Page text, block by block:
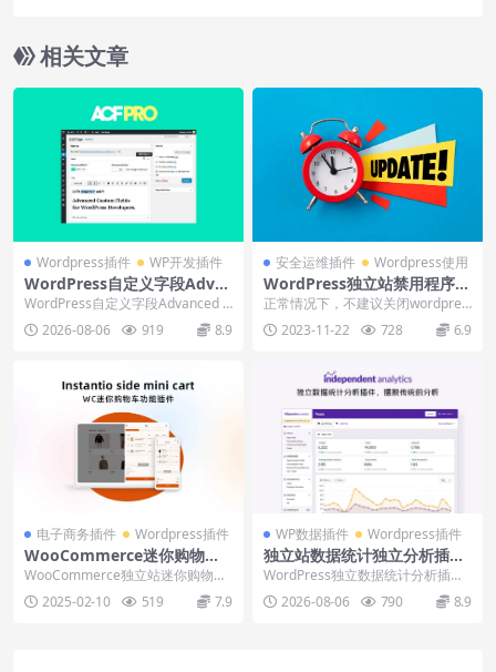
相关文章
Wordpress插件 WP开发插件
WordPress自定义字段Adva
nced Custom Fields Pro（A
WordPress自定义字段Advanced C
ustom Fields Pro...
2026-08-06 919 8.9
安全运维插件 Wordpress使用
WordPress独立站禁用程序主
题和插件自动更新（插件和代
正常情况下，不建议关闭wordpres
s独立站的任何更新，特别是wordp
res...2023-11-22 728 6.9
电子商务插件 Wordpress插件
WooCommerce迷你购物车
插件Instantio side mini car
t下载安装教程
WooCommerce独立站迷你购物车
插件Instantio side mini...
2025-02-10 519 7.9
WP数据插件 Wordpress插件
独立站数据统计独立分析插件I
ndependent Analytics下载
使用教程
WordPress独立数据统计分析插件I
ndependent Analytics...
2026-08-06 790 8.9